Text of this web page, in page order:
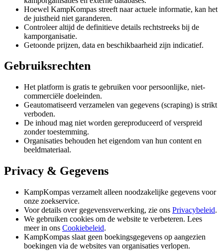
Hoewel KampKompas streeft naar actuele informatie, kan het
de juistheid niet garanderen.
Controleer altijd de definitieve details rechtstreeks bij de
kamporganisatie.
Getoonde prijzen, data en beschikbaarheid zijn indicatief.
Gebruiksrechten
Het platform is gratis te gebruiken voor persoonlijke, niet-
commerciële doeleinden.
Geautomatiseerd verzamelen van gegevens (scraping) is strikt
verboden.
De inhoud mag niet worden gereproduceerd of verspreid
zonder toestemming.
Organisaties behouden het eigendom van hun content en
beeldmateriaal.
Privacy & Gegevens
KampKompas verzamelt alleen noodzakelijke gegevens voor
onze zoekservice.
Voor details over gegevensverwerking, zie ons Privacybeleid.
We gebruiken cookies om de website te verbeteren. Lees
meer in ons Cookiebeleid.
KampKompas slaat geen boekingsgegevens op aangezien
boekingen via de websites van organisaties verlopen.